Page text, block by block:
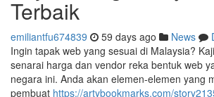
Terbaik
emiliantfu674839 59 days ago News
Ingin tapak web yang sesuai di Malaysia?
senarai harga dan vendor reka bentuk web
negara ini. Anda akan elemen-elemen yang
pembuat https://artybookmarks.com/